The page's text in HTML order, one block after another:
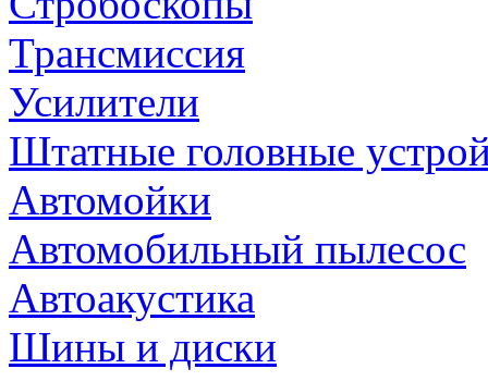
Трансмиссия
Усилители
Штатные головные
Автомойки
Автомобильный пылесос
Автоакустика
Шины и диски